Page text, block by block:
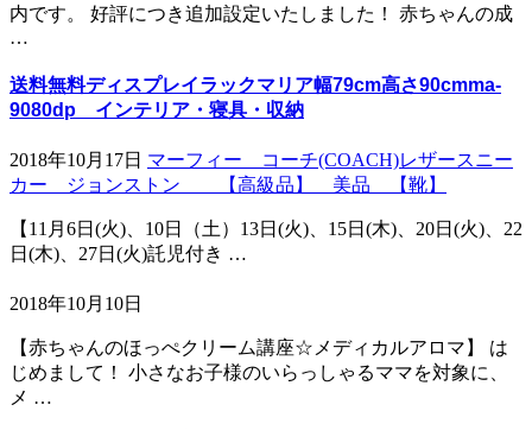
内です。 好評につき追加設定いたしました！ 赤ちゃんの成
…
送料無料ディスプレイラックマリア幅79cm高さ90cmma-
9080dp インテリア・寝具・収納
2018年10月17日 マーフィー コーチ(COACH)レザースニー
カー ジョンストン 【高級品】 美品 【靴】
【11月6日(火)、10日（土）13日(火)、15日(木)、20日(火)、22
日(木)、27日(火)託児付き …
2018年10月10日
【赤ちゃんのほっぺクリーム講座☆メディカルアロマ】 は
じめまして！ 小さなお子様のいらっしゃるママを対象に、
メ …